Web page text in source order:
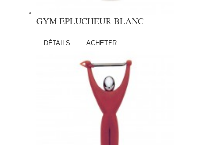
GYM EPLUCHEUR BLANC
DÉTAILS ACHETER